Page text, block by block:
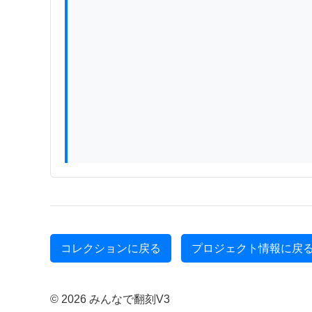
コレクションに戻る プロジェクト情報に戻
© 2026 みんなで翻刻V3